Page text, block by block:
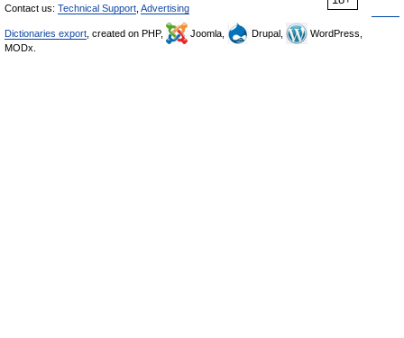
Contact us: Technical Support Advertising
Dictionaries export , created on PHP, Joomla, Drupal,
WordPress,
MODx.